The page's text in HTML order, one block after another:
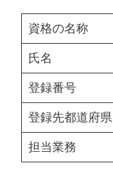
資格の名称
氏名
登録番号
登録先都道府県
担当業務